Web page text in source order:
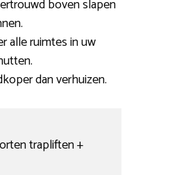
boven slapen
alle ruimtes in uw
dan verhuizen.
trapliften +